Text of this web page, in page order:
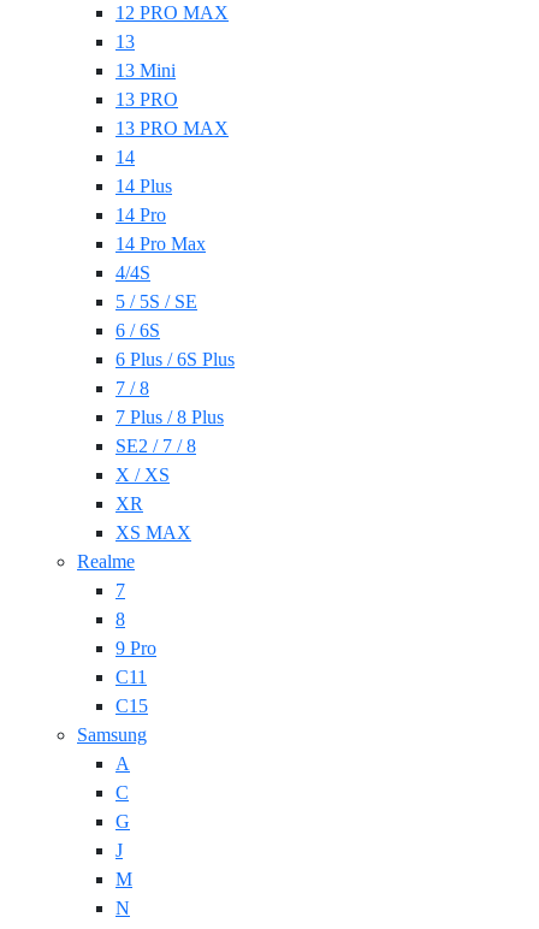
12 PRO MAX
13
13 Mini
13 PRO
13 PRO MAX
14
14 Plus
14 Pro
14 Pro Max
4/4S
5 / 5S / SE
6 / 6S
6 Plus / 6S Plus
7 / 8
7 Plus / 8 Plus
SE2 / 7 / 8
X / XS
XR
XS MAX
Realme
7
8
9 Pro
C11
C15
Samsung
A
C
G
J
M
N